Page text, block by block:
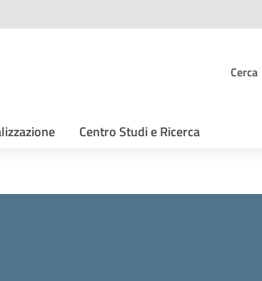
Cerca
Centro Studi e Ricerca